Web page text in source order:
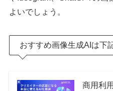
よいでしょう。
おすすめ画像生成AIは下
商用利